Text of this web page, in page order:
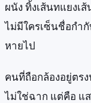
ผนัง ทิ้งเส้นทแยงเ
ไม่มีใครเซ็นชื่อกำ
หายไป
คนที่ถือกล้องอยู่ตร
ไม่ใช่ฉาก แต่คือ แ